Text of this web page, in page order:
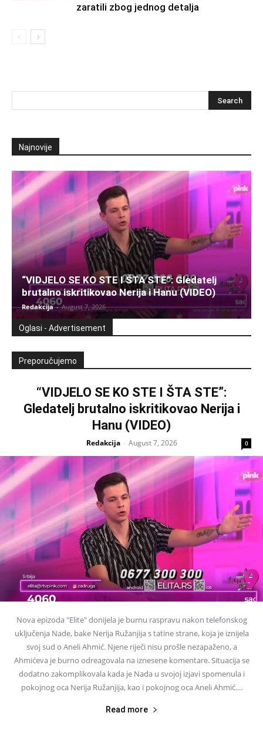
zaratili zbog jednog detalja
Najnovije
“VIDJELO SE KO STE I ŠTA STE”: Gledatelj
brutalno iskritikovao Nerija i Hanu (VIDEO)
Redakcija - August 7, 2026
Oglasi - Advertisement
Preporučujemo
“VIDJELO SE KO STE I ŠTA STE”:
Gledatelj brutalno iskritikovao Nerija i
Hanu (VIDEO)
Redakcija - August 7, 2026 0
Nova epizoda "Elite" donijela je burnu raspravu nakon telefonskog
uključenja Nade, bake Nerija Ružanjija s tatine strane, koja je iznijela
svoj sud o Aneli Ahmić. Njene riječi nisu prošle nezapaženo, a
Ahmićeva je burno odreagovala na iznesene komentare. Situacija se
dodatno zakomplikovala kada je Nada u svojoj izjavi spomenula i
pokojnog oca Nerija Ružanjija, kao i pokojnog oca Aneli Ahmić....
Read more